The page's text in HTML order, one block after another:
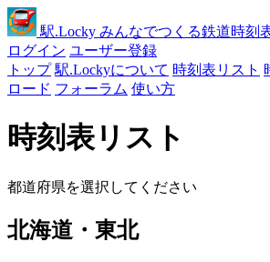
駅.Locky みんなでつくる鉄道時刻
ログイン ユーザー登録
トップ 駅.Lockyについて 時刻表リスト
ロード フォーラム 使い方
時刻表リスト
都道府県を選択してください
北海道・東北